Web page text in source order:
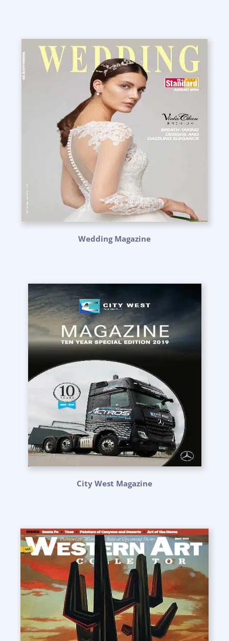
Wedding Magazine
City West Magazine